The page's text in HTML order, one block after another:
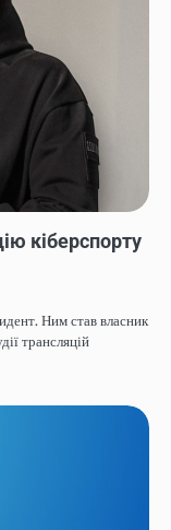
кіберспорту
Ним став власник
трансляцій